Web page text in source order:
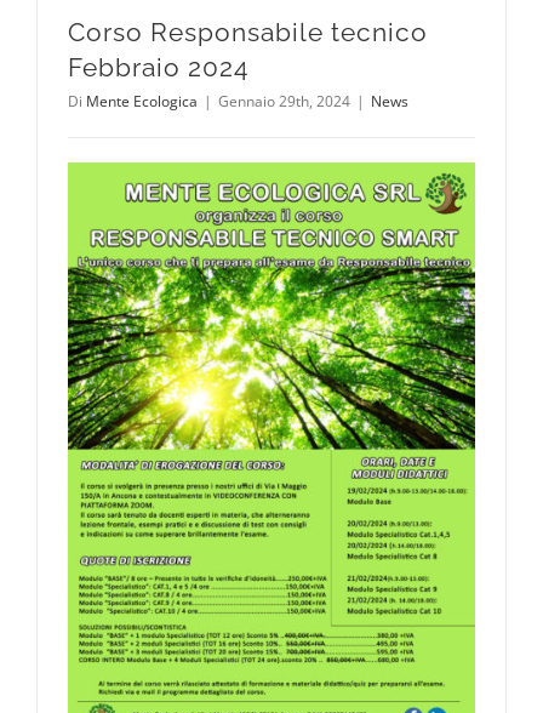
Corso Responsabile tecnico
Febbraio 2024
Di Mente Ecologica | Gennaio 29th, 2024 | News